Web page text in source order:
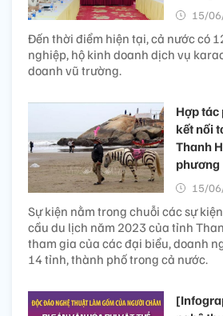
15/
Đến thời điểm hiện tại, cả nước có
nghiệp, hộ kinh doanh dịch vụ
doanh vũ trường.
Hợp tác
kết nối
Thanh
phương
15/
Sự kiện nằm trong chuỗi các sự
cầu du lịch năm 2023 của tỉnh
tham gia của các đại biểu, doanh
14 tỉnh, thành phố trong cả nước.